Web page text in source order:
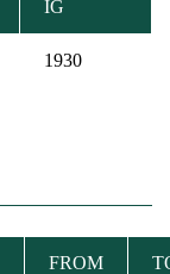
IG
1930
FROM